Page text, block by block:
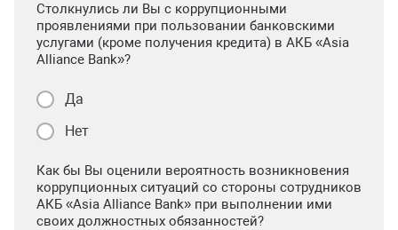
Столкнулись ли Вы с коррупционными
проявлениями при пользовании банковскими
услугами (кроме получения кредита) в АКБ «Asia
Alliance Bank»?
Да
Нет
Как бы Вы оценили вероятность возникновения
коррупционных ситуаций со стороны сотрудников
АКБ «Asia Alliance Bank» при выполнении ими
своих должностных обязанностей?